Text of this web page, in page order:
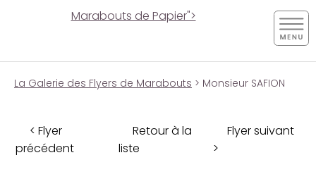
Marabouts de Papier">
La Galerie des Flyers de Marabouts > Monsieur SAFION
< Flyer
précédent
Retour à la
liste
Flyer suivant
>